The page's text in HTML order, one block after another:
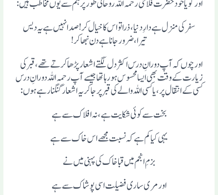
اور گویا خود حضرت فلاحی رحمہ اللہ روحانی طور پر ہم سے یوں مخاطب ہیں:
سفر کی منزل ہے دارِ دنیا، ذرا تو اس کا خیال کر! صدا نہیں ہے یہ دیس
تیرا،ضرور جانا ہے دن نبھاکر!
اورچوں کہ آپ دورانِ درس اکثر دل لگتے اشعار پڑھا کرتے تھے، قبر کی
زیارت کے وقت بھی ایسا محسوس ہورہا تھا جیسے آپ رحمہ اللہ دورانِ درس
کسی کے انتقال پر،یا کسی اللہ والے کی قبر پر جاکر یہ اشعار گنگنارہے ہوں:
بخت سے کوئی شکایت ہے، نہ افلاک سے ہے
یہی کیا کم ہے کہ نسبت مجھے اس خاک سے ہے
بزمِ انجم میں قبا خاک کی پہنی میں نے
اور مری ساری فضیلت اسی پوشاک سے ہے